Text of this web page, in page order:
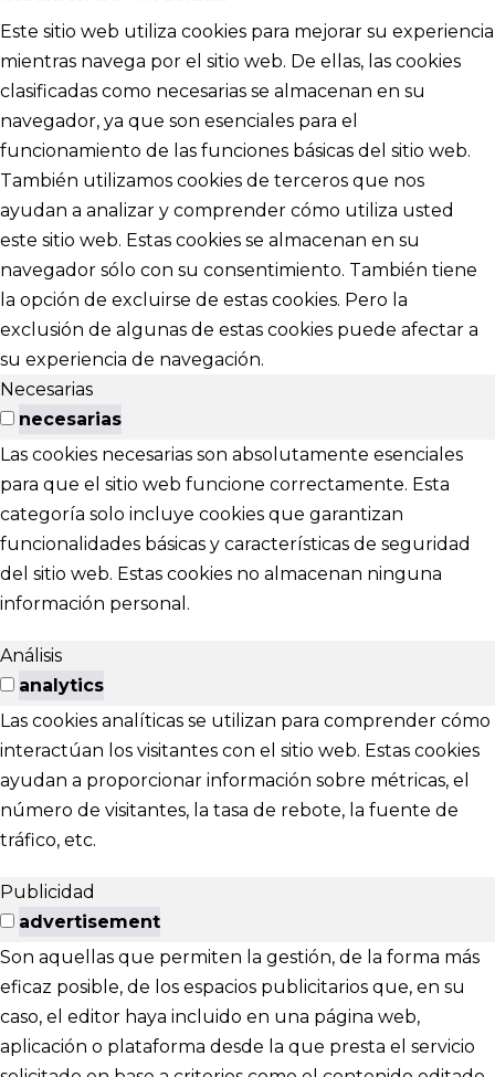
Este sitio web utiliza cookies para mejorar su experiencia
mientras navega por el sitio web. De ellas, las cookies
clasificadas como necesarias se almacenan en su
navegador, ya que son esenciales para el
funcionamiento de las funciones básicas del sitio web.
También utilizamos cookies de terceros que nos
ayudan a analizar y comprender cómo utiliza usted
este sitio web. Estas cookies se almacenan en su
navegador sólo con su consentimiento. También tiene
la opción de excluirse de estas cookies. Pero la
exclusión de algunas de estas cookies puede afectar a
su experiencia de navegación.
Necesarias
necesarias
Las cookies necesarias son absolutamente esenciales
para que el sitio web funcione correctamente. Esta
categoría solo incluye cookies que garantizan
funcionalidades básicas y características de seguridad
del sitio web. Estas cookies no almacenan ninguna
información personal.
Análisis
analytics
Las cookies analíticas se utilizan para comprender cómo
interactúan los visitantes con el sitio web. Estas cookies
ayudan a proporcionar información sobre métricas, el
número de visitantes, la tasa de rebote, la fuente de
tráfico, etc.
Publicidad
advertisement
Son aquellas que permiten la gestión, de la forma más
eficaz posible, de los espacios publicitarios que, en su
caso, el editor haya incluido en una página web,
aplicación o plataforma desde la que presta el servicio